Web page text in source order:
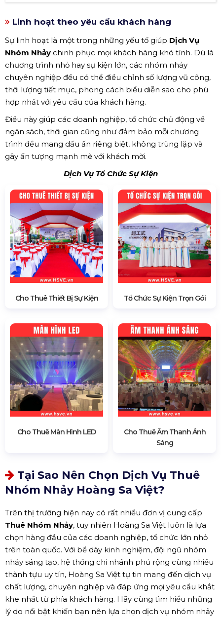
Linh hoạt theo yêu cầu khách hàng
Sự linh hoạt là một trong những yếu tố giúp Dịch Vụ
Nhóm Nhảy chinh phục mọi khách hàng khó tính. Dù là
chương trình nhỏ hay sự kiện lớn, các nhóm nhảy
chuyên nghiệp đều có thể điều chỉnh số lượng vũ công,
thời lượng tiết mục, phong cách biểu diễn sao cho phù
hợp nhất với yêu cầu của khách hàng.
Điều này giúp các doanh nghiệp, tổ chức chủ động về
ngân sách, thời gian cũng như đảm bảo mỗi chương
trình đều mang dấu ấn riêng biệt, không trùng lặp và
gây ấn tượng mạnh mẽ với khách mời.
Dịch Vụ Tổ Chức Sự Kiện
Cho Thuê Thiết Bị Sự Kiện Tổ Chức Sự Kiện Trọn Gói
Cho Thuê Màn Hình LED
Cho Thuê Âm Thanh Ánh
Sáng
Tại Sao Nên Chọn Dịch Vụ Thuê
Nhóm Nhảy Hoàng Sa Việt?
Trên thị trường hiện nay có rất nhiều đơn vị cung cấp
Thuê Nhóm Nhảy, tuy nhiên Hoàng Sa Việt luôn là lựa
chọn hàng đầu của các doanh nghiệp, tổ chức lớn nhỏ
trên toàn quốc. Với bề dày kinh nghiệm, đội ngũ nhóm
nhảy sáng tạo, hệ thống chi nhánh phủ rộng cùng nhiều
thành tựu uy tín, Hoàng Sa Việt tự tin mang đến dịch vụ
chất lượng, chuyên nghiệp và đáp ứng mọi yêu cầu khắt
khe nhất từ phía khách hàng. Hãy cùng tìm hiểu những
lý do nổi bật khiến bạn nên lựa chọn dịch vụ nhóm nhảy